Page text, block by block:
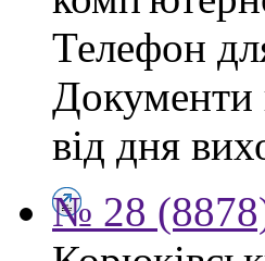
Телефон
Документи
від дня
№ 28